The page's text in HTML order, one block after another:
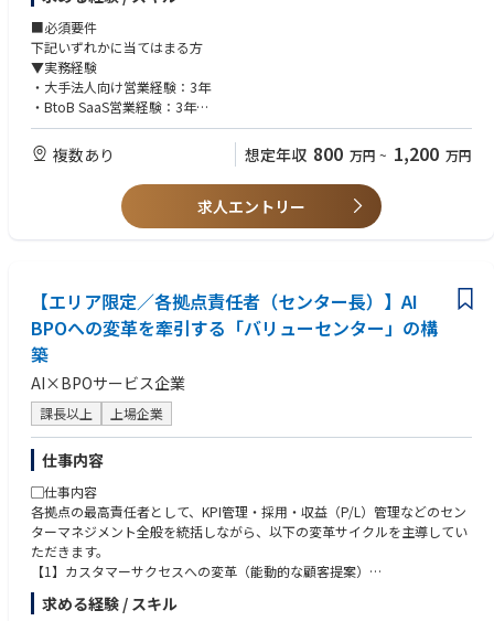
・UMU導入前のオンボーディング（サービス勉強会の開催など）
・導入後の顧客への活用支援、コンテンツ作成・編集、問い合わせ対応
・契約更新やアカウント追加などの拡張提案
・顧客課題に合わせたオプション機能や活用方法の提案（アップセル・ク
ロスセル・学習設計コンサルティング）
・マーケティング・サポート・プロダクト開発チームと連携し、顧客接点
を増やし価値を最大化する取り組み
■ポジションの魅力
・エンタープライズ領域で大きな裁量とスピード感を持って挑戦できる
・顧客の変革を最前線で支援し、ビジネスインパクトを実感できる
提供価値がデータや数字で可視化されるため、顧客の成功を近くで見なが
ら、強い手応えを感じられる環境です。
■取引実績
製薬・金融・製造・小売・教育サービスなど、主に従業員1,000名以上の
エンタープライズ企業を中心に導入が拡大中。
会は今後さらに増えていきます。
■プロダクトの強み
UMUは単なる学習ツールに留まらず、AIやチャットボットを活用し、パー
ソナライズされたコーチングや学習コンテンツを提供。
個人の学びを最大化し、最終的には企業の生産性や売上に直結する仕組み
■必須要件
下記いずれかに当てはまる方
▼実務経験
・大手法人向け営業経験：3年
・BtoB SaaS営業経験：3年
・研修・コンサル業界経験：3年
研修の営業や、教育施策設計や、営業特化型専門コンサルティングなど
・エンタープライズ企業への営業経験
・IT業界でのコンサルティング営業経験
・教育／研修サービスでのコンサルティング営業経験
複数あり 想定年収 800 万円 ~ 1,200 万円
求人エントリー
【エリア限定／各拠点責任者（センター長）】AI
BPOへの変革を牽引する「バリューセンター」の構
築
AI×BPOサービス企業
課長以上 上場企業
仕事内容
▢仕事内容
各拠点の最高責任者として、KPI管理・採用・収益（P/L）管理などのセン
ターマネジメント全般を統括しながら、以下の変革サイクルを主導してい
ただきます。
【1】カスタマーサクセスへの変革（能動的な顧客提案）
営業活動に同行し、現場視点から顧客の潜在課題やニーズを特定します。
AIとヒトを組み合わせたプロセス改善やDXをプロアクティブに提案し、顧
求める経験 / スキル